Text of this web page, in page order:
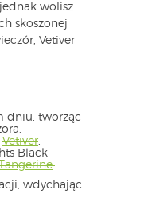
wolisz
skoszonej
Vetiver
dniu, tworząc
Vetiver
Black
.
wdychając